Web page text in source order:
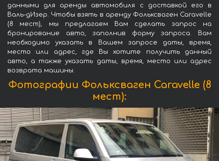
данными для аренды автомобиля с доставкой его в
Валь-дИзер. Чтобы взять в аренду Фольксваген Caravelle
(8 мест), мы предлагаем Вам сделать запрос на
бронирование авто, заполнив форму запроса. Вам
необходимо указать в Вашем запросе даты, время,
место или адрес, где Вы хотите получить данный
авто, а также указать даты, время, место или адрес
возврата машины.
Фотографии Фольксваген Caravelle (8
мест):